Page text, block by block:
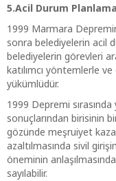
5.Acil Durum
1999 Marmara
sonra belediyelerin acil
belediyelerin görevleri
katılımcı yöntemlerle
yükümlüdür.
1999 Depremi
sonuçlarından birisinin
gözünde meşruiyet
azaltılmasında sivil
öneminin
sayılabilir.